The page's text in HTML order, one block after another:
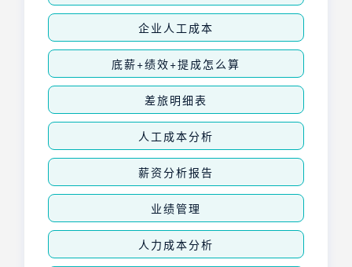
企业人工成本
底薪+绩效+提成怎么算
差旅明细表
人工成本分析
薪资分析报告
业绩管理
人力成本分析